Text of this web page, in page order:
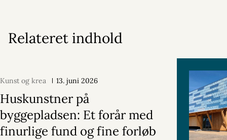
Relateret indhold
Kunst og krea 13. juni 2026
Huskunstner på
byggepladsen: Et forår med
finurlige fund og fine forløb